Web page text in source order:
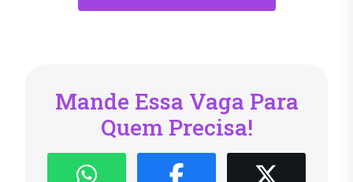
Mande Essa Vaga Para
Quem Precisa!